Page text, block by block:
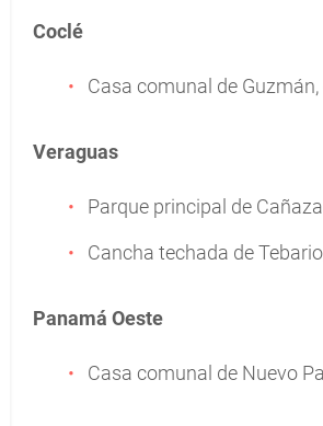
Coclé
Casa comunal de
Veraguas
Parque principal de
Cancha techada de
Panamá Oeste
Casa comunal de Nuevo